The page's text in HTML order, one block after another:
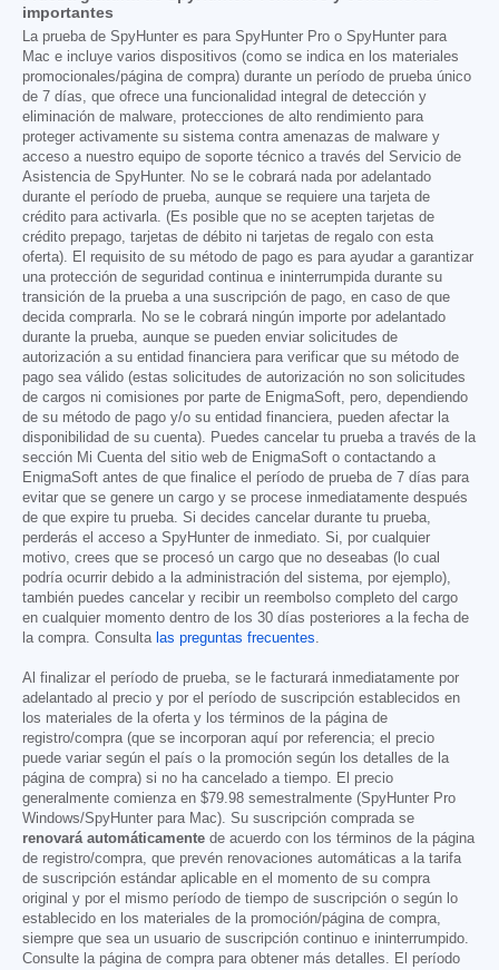
importantes
La prueba de SpyHunter es para SpyHunter Pro o SpyHunter para
Mac e incluye varios dispositivos (como se indica en los materiales
promocionales/página de compra) durante un período de prueba único
de 7 días, que ofrece una funcionalidad integral de detección y
eliminación de malware, protecciones de alto rendimiento para
proteger activamente su sistema contra amenazas de malware y
acceso a nuestro equipo de soporte técnico a través del Servicio de
Asistencia de SpyHunter. No se le cobrará nada por adelantado
durante el período de prueba, aunque se requiere una tarjeta de
crédito para activarla. (Es posible que no se acepten tarjetas de
crédito prepago, tarjetas de débito ni tarjetas de regalo con esta
oferta). El requisito de su método de pago es para ayudar a garantizar
una protección de seguridad continua e ininterrumpida durante su
transición de la prueba a una suscripción de pago, en caso de que
decida comprarla. No se le cobrará ningún importe por adelantado
durante la prueba, aunque se pueden enviar solicitudes de
autorización a su entidad financiera para verificar que su método de
pago sea válido (estas solicitudes de autorización no son solicitudes
de cargos ni comisiones por parte de EnigmaSoft, pero, dependiendo
de su método de pago y/o su entidad financiera, pueden afectar la
disponibilidad de su cuenta). Puedes cancelar tu prueba a través de la
sección Mi Cuenta del sitio web de EnigmaSoft o contactando a
EnigmaSoft antes de que finalice el período de prueba de 7 días para
evitar que se genere un cargo y se procese inmediatamente después
de que expire tu prueba. Si decides cancelar durante tu prueba,
perderás el acceso a SpyHunter de inmediato. Si, por cualquier
motivo, crees que se procesó un cargo que no deseabas (lo cual
podría ocurrir debido a la administración del sistema, por ejemplo),
también puedes cancelar y recibir un reembolso completo del cargo
en cualquier momento dentro de los 30 días posteriores a la fecha de
la compra. Consulta las preguntas frecuentes.
Al finalizar el período de prueba, se le facturará inmediatamente por
adelantado al precio y por el período de suscripción establecidos en
los materiales de la oferta y los términos de la página de
registro/compra (que se incorporan aquí por referencia; el precio
puede variar según el país o la promoción según los detalles de la
página de compra) si no ha cancelado a tiempo. El precio
generalmente comienza en $79.98 semestralmente (SpyHunter Pro
Windows/SpyHunter para Mac). Su suscripción comprada se
renovará automáticamente de acuerdo con los términos de la página
de registro/compra, que prevén renovaciones automáticas a la tarifa
de suscripción estándar aplicable en el momento de su compra
original y por el mismo período de tiempo de suscripción o según lo
establecido en los materiales de la promoción/página de compra,
siempre que sea un usuario de suscripción continuo e ininterrumpido.
Consulte la página de compra para obtener más detalles. El período